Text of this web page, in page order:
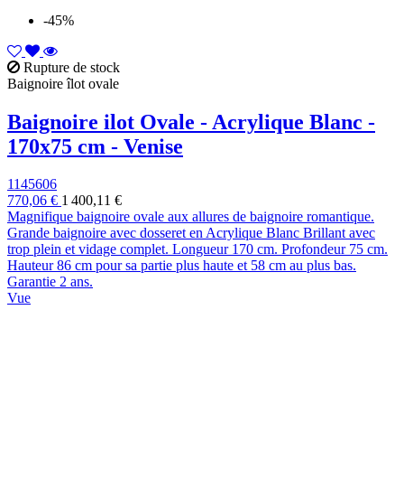
-45%
Rupture de stock
Baignoire îlot ovale
Baignoire ilot Ovale - Acrylique Blanc -
170x75 cm - Venise
1145606
770,06 € 1 400,11 €
Magnifique baignoire ovale aux allures de baignoire romantique.
Grande baignoire avec dosseret en Acrylique Blanc Brillant avec
trop plein et vidage complet. Longueur 170 cm. Profondeur 75 cm.
Hauteur 86 cm pour sa partie plus haute et 58 cm au plus bas.
Garantie 2 ans.
Vue